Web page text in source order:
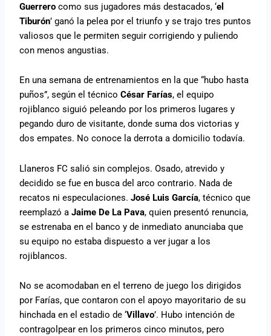
Guerrero como sus jugadores más destacados, ‘el
Tiburón’ ganó la pelea por el triunfo y se trajo tres puntos
valiosos que le permiten seguir corrigiendo y puliendo
con menos angustias.
En una semana de entrenamientos en la que “hubo hasta
puños”, según el técnicoCésar Farías, el equipo
rojiblanco siguió peleando por los primeros lugares y
pegando duro de visitante, donde suma dos victorias y
dos empates. No conoce la derrota a domicilio todavía.
Llaneros FC salió sin complejos. Osado, atrevido y
decidido se fue en busca del arco contrario. Nada de
recatos ni especulaciones.José Luis García, técnico que
reemplazó aJaime De La Pava, quien presentó renuncia,
se estrenaba en el banco y de inmediato anunciaba que
su equipo no estaba dispuesto a ver jugar a los
rojiblancos.
No se acomodaban en el terreno de juego los dirigidos
por Farías, que contaron con el apoyo mayoritario de su
hinchada en el estadio de ‘Villavo’. Hubo intención de
contragolpear en los primeros cinco minutos, pero